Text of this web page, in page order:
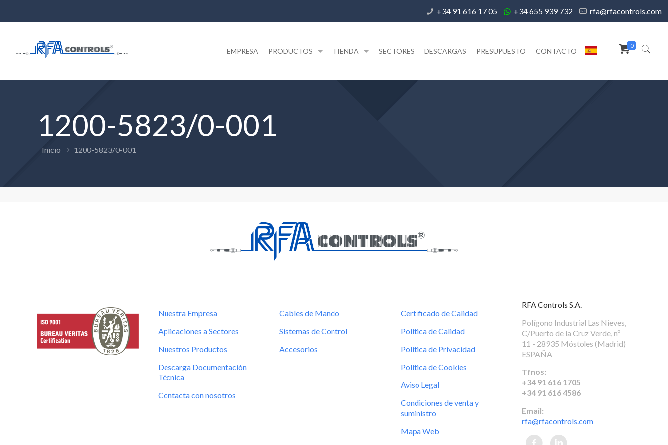
+34 91 616 17 05 +34 655 939 732 rfa@rfacontrols.com
EMPRESA PRODUCTOS TIENDA SECTORES DESCARGAS PRESUPUESTO CONTACTO
0
1200-5823/0-001
Inicio 1200-5823/0-001
Nuestra Empresa
Aplicaciones a Sectores
Nuestros Productos
Descarga Documentación
Técnica
Contacta con nosotros
Cables de Mando
Sistemas de Control
Accesorios
Certificado de Calidad
Política de Calidad
Política de Privacidad
Política de Cookies
Aviso Legal
Condiciones de venta y
suministro
Mapa Web
RFA Controls S.A.
Polígono Industrial Las Nieves,
C/Puerto de la Cruz Verde, nº
11 - 28935 Móstoles (Madrid)
ESPAÑA
Tfnos:
+34 91 616 1705
+34 91 616 4586
Email:
rfa@rfacontrols.com